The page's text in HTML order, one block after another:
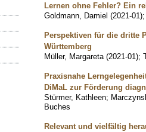
Lernen ohne Fehler? Ein
Goldmann, Damiel (2021-01)
Perspektiven für die dritte
Württemberg
Müller, Margareta (2021-01);
Praxisnahe
DiMaL zur Förderung
Stürmer, Kathleen;
Buches
Relevant und vielfältig